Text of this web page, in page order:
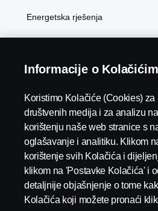
Energetska rješenja
Scania in Your Region:
Pravna obavijest Izjava o
Informacije o
Koristimo Kolačiće (Cookies)
društvenih medija i za analizu
korištenju naše web stranice s
oglašavanje i analitiku. Klikom
korištenje svih Kolačića i
klikom na 'Postavke Kolačića' i
detaljnije objašnjenje o tome
Kolačića koji možete pronaći